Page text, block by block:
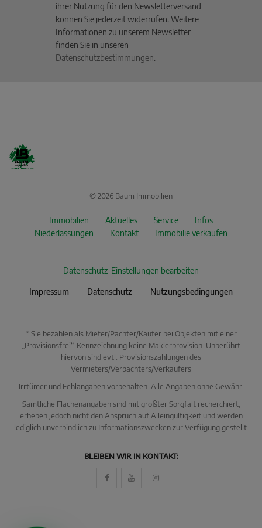
Beschreiben Sie kurz, was Sie suchen.
ihrer Nutzung für den Newsletterversand
können Sie jederzeit widerrufen. Weitere
Informationen zu unserem Newsletter
finden Sie in unseren
Datenschutzbestimmungen.
© 2026 Baum Immobilien
Immobilien Aktuelles Service
Infos
Niederlassungen
Kontakt Immobilie verkaufen
Datenschutz-Einstellungen bearbeiten
Impressum Datenschutz Nutzungsbedingungen
* Sie bezahlen als Mieter/Pächter/Käufer bei Objekten mit einer
„Provisionsfrei“-Kennzeichnung keine Maklerprovision. Unberührt
hiervon sind evtl. Provisionszahlungen des
Vermieters/Verpächters/Verkäufers
Irrtümer und Fehlangaben vorbehalten. Alle Angaben ohne Gewähr.
Sämtliche Flächenangaben sind mit größter Sorgfalt recherchiert,
erheben jedoch nicht den Anspruch auf Alleingültigkeit und werden
lediglich unverbindlich zu Informationszwecken zur Verfügung gestellt.
BLEIBEN WIR IN KONTAKT: